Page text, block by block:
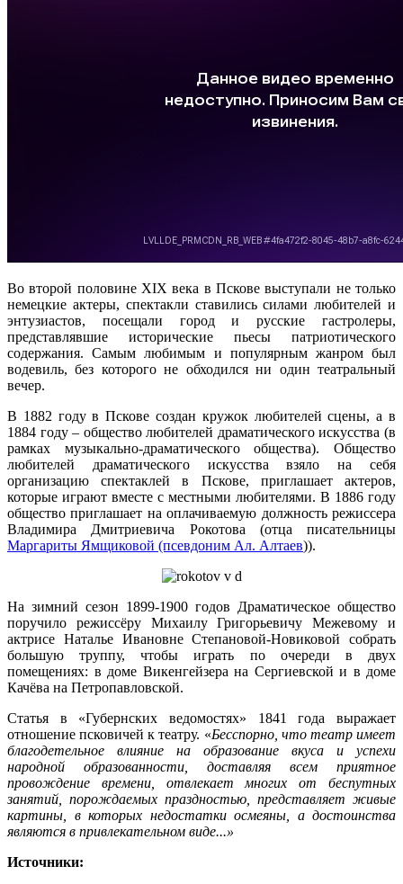
Во второй половине XIX века в Пскове выступали не только
немецкие актеры, спектакли ставились силами любителей и
энтузиастов, посещали город и русские гастролеры,
представлявшие исторические пьесы патриотического
содержания. Самым любимым и популярным жанром был
водевиль, без которого не обходился ни один театральный
вечер.
В 1882 году в Пскове создан кружок любителей сцены, а в
1884 году – общество любителей драматического искусства (в
рамках музыкально-драматического общества). Общество
любителей драматического искусства взяло на себя
организацию спектаклей в Пскове, приглашает актеров,
которые играют вместе с местными любителями. В 1886 году
общество приглашает на оплачиваемую должность режиссера
Владимира Дмитриевича Рокотова (отца писательницы
Маргариты Ямщиковой (псевдоним Ал. Алтаев)).
На зимний сезон 1899-1900 годов Драматическое общество
поручило режиссёру Михаилу Григорьевичу Межевому и
актрисе Наталье Ивановне Степановой-Новиковой собрать
большую труппу, чтобы играть по очереди в двух
помещениях: в доме Викенгейзера на Сергиевской и в доме
Качёва на Петропавловской.
Статья в «Губернских ведомостях» 1841 года выражает
отношение псковичей к театру. «Бесспорно, что театр имеет
благодетельное влияние на образование вкуса и успехи
народной образованности, доставляя всем приятное
провождение времени, отвлекает многих от беспутных
занятий, порождаемых праздностью, представляет живые
картины, в которых недостатки осмеяны, а достоинства
являются в привлекательном виде...»
Источники: